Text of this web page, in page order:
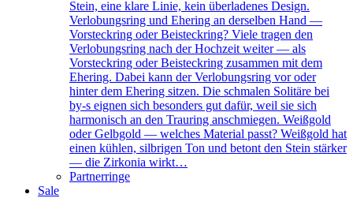
Stein, eine klare Linie, kein überladenes Design.
Verlobungsring und Ehering an derselben Hand —
Vorsteckring oder Beisteckring? Viele tragen den
Verlobungsring nach der Hochzeit weiter — als
Vorsteckring oder Beisteckring zusammen mit dem
Ehering. Dabei kann der Verlobungsring vor oder
hinter dem Ehering sitzen. Die schmalen Solitäre bei
by-s eignen sich besonders gut dafür, weil sie sich
harmonisch an den Trauring anschmiegen. Weißgold
oder Gelbgold — welches Material passt? Weißgold hat
einen kühlen, silbrigen Ton und betont den Stein stärker
— die Zirkonia wirkt…
Partnerringe
Sale